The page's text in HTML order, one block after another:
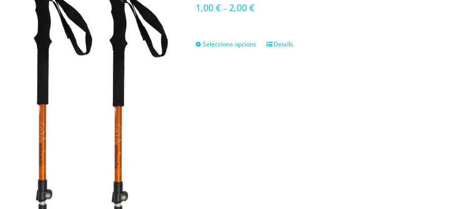
1,00 €– 2,00 €
Selecciona opcions Detalls